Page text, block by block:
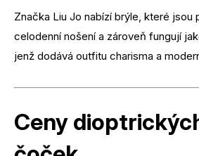
Značka Liu Jo nabízí brýle, které jsou
celodenní nošení a zároveň fungují
jenž dodává outfitu charisma a
Ceny